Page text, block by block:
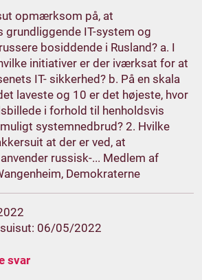
opmærksom på, at
IT-system og
bosiddende i Rusland? a. I
initiativer er der iværksat for at
IT- sikkerhed? b. På en skala
laveste og 10 er det højeste, hvor
i forhold til henholdsvis
systemnedbrud? 2. Hvilke
at der er ved, at
russisk-... Medlem af
Demokraterne
06/05/2022
svar